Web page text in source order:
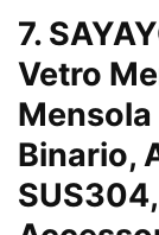
7.
Vetro
Mensola
Binario,